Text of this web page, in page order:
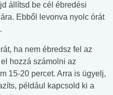
állítsd be cél ébredési
Ebből levonva nyolc órát
ha nem ébredsz fel az
hozzá számolni az
15-20 percet. Arra is ügyelj,
például kapcsold ki a